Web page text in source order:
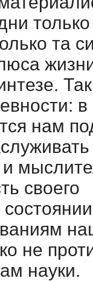
та
нам
своего
не
науки.